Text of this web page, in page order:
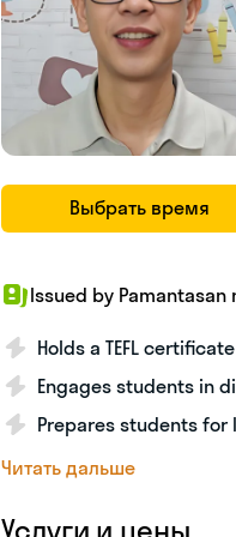
Выбрать время
Issued by Pamantasan
Holds a TEFL
Engages students in
Prepares students for
Читать дальше
Услуги и цены